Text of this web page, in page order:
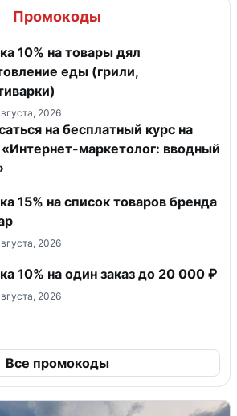
Промокоды
10% на товары дял
еды (грили,
2026
на бесплатный курс на
маркетолог: вводный
15% на список товаров бренда
2026
10% на один заказ до 20 000 ₽
2026
Все промокоды